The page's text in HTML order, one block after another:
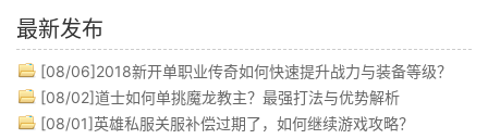
最新发布
[08/06]2018新开单职业传奇如何快速提升战力与装备等级？
[08/02]道士如何单挑魔龙教主？最强打法与优势解析
[08/01]英雄私服关服补偿过期了，如何继续游戏攻略？